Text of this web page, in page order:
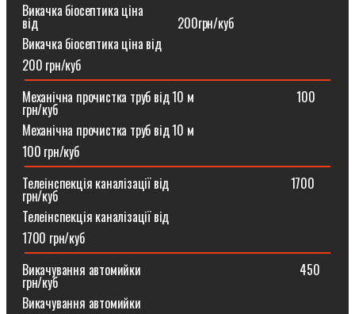
Викачка біосептика ціна
від⠀⠀⠀⠀⠀⠀⠀⠀⠀⠀⠀⠀⠀⠀⠀200грн/куб
Викачка біосептика ціна від
200 грн/куб
Механічна прочистка труб від 10 м⠀⠀⠀⠀⠀⠀⠀⠀⠀⠀⠀100
грн/куб
Механічна прочистка труб від 10 м
100 грн/куб
Телеінспекція каналізації від⠀⠀⠀⠀⠀⠀⠀⠀⠀⠀⠀⠀⠀1700
грн/куб
Телеінспекція каналізації від
1700 грн/куб
Викачування автомийки⠀⠀⠀⠀⠀⠀⠀⠀⠀⠀⠀⠀⠀⠀⠀⠀⠀450
грн/куб
Викачування автомийки